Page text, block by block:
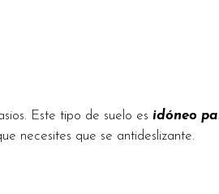
Este tipo de suelo es idóneo
necesites que se antideslizante.